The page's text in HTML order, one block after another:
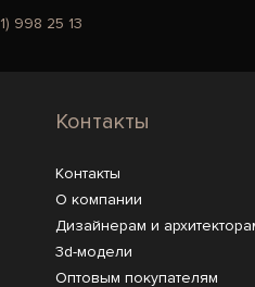
998 25 13
Контакты
Контакты
О компании
Дизайнерам и
3d-модели
Оптовым покупателям